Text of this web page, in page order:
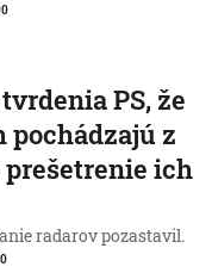
PS, že
pochádzajú z
prešetrenie ich
radarov pozastavil.